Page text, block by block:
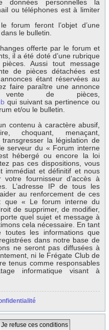
données personnelles la
ou téléphones est à limiter
forum feront l’objet d’une
le bulletin.
offerte par le forum et
il a été doté d’une rubrique
Aussi tout message
de pièces détachées est
étant réservées au
faire paraître une annonce
de pièces,
qui suivant sa pertinence ou
et/ou le bulletin.
contenu à caractère abusif,
choquant, menaçant,
la législation de
serveur du « Forum interne
hébergé ou encore la loi
pas ces dispositions, vous
immédiat et définitif et nous
fournisseur d’accès à
L’adresse IP de tous les
au renforcement de ces
que « Le forum interne du
de supprimer, de modifier,
quel sujet et message à
cela nécessaire. En tant
toutes les informations que
dans notre base de
ne seront pas diffusées à
ni le Frégate Club de
tenus comme responsables
informatique visant à